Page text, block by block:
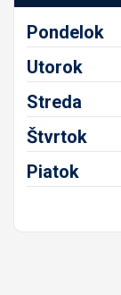
Pondelok
Utorok
Streda
Štvrtok
Piatok